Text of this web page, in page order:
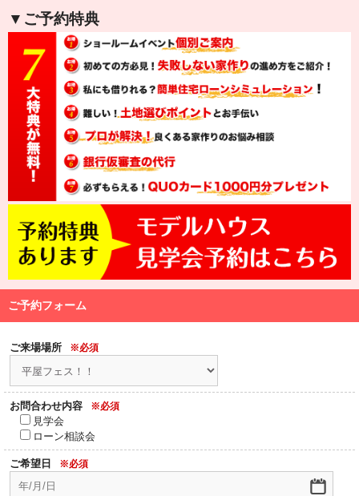
▼ご予約特典
ご予約フォーム
ご来場場所 ※必須
お問合わせ内容 ※必須
見学会
ローン相談会
ご希望日 ※必須